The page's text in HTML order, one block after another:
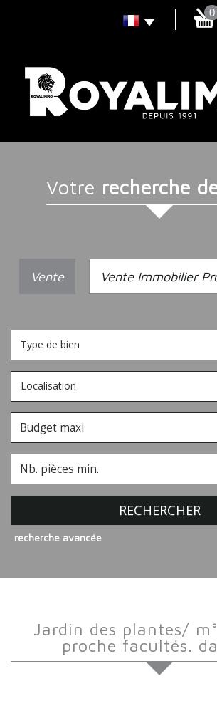
0
votre recherche
Vente Vente Immobilier
Type de bien
Localisation
RECHERCHER
recherche avancée
jardin des plantes/ m° monge,
proche facultés.